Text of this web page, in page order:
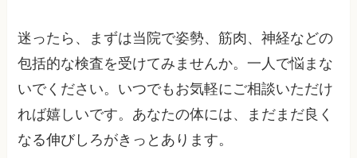
迷ったら、まずは当院で姿勢、筋肉、神経などの
包括的な検査を受けてみませんか。一人で悩まな
いでください。いつでもお気軽にご相談いただけ
れば嬉しいです。あなたの体には、まだまだ良く
なる伸びしろがきっとあります。